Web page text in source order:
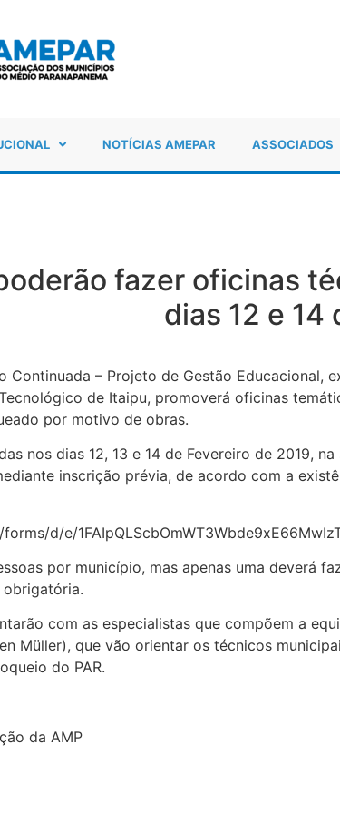
NOTÍCIAS AMEPAR ASSOCIADOS
fazer oficinas
dias 12 e 14
Continuada – Projeto de Gestão
de Itaipu, promoverá oficinas
por motivo de obras.
nos dias 12, 13 e 14 de Fevereiro de 2019,
inscrição prévia, de acordo com a
d/e/
por município, mas apenas uma deverá
com as especialistas que compõem a
Müller), que vão orientar os técnicos
do PAR.
da AMP